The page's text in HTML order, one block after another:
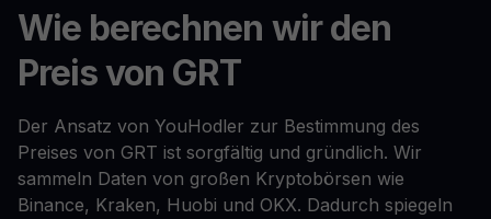
Wie berechnen wir den
Preis von GRT
Der Ansatz von YouHodler zur Bestimmung des
Preises von GRT ist sorgfältig und gründlich. Wir
sammeln Daten von großen Kryptobörsen wie
Binance, Kraken, Huobi und OKX. Dadurch spiegeln